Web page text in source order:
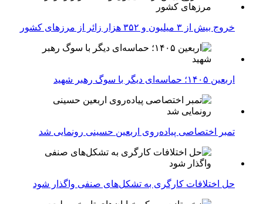
خروج بیش از ۳ میلیون و ۳۵۲ هزار زائر از مرزهای کشور
اربعین ۱۴۰۵؛ حماسه‌ای دیگر با سوگ رهبر شهید
تمبر اختصاصی پیاده‌روی اربعین حسینی رونمایی شد
حل اختلافات کارگری به تشکل‌های صنفی واگذار شود